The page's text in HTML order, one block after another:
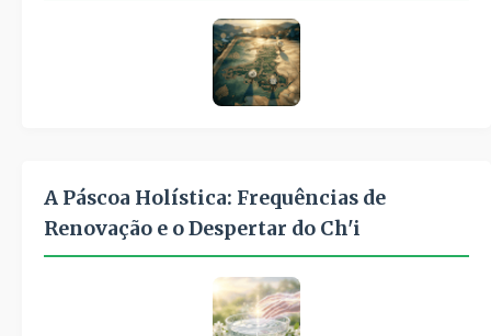
A Páscoa Holística: Frequências de
Renovação e o Despertar do Ch'i